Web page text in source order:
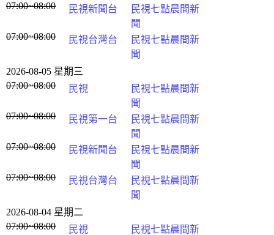
07:00~08:00
民視新聞台
民視七點晨間新
聞
07:00~08:00
民視台灣台
民視七點晨間新
聞
2026-08-05 星期三
07:00~08:00
民視
民視七點晨間新
聞
07:00~08:00
民視第一台
民視七點晨間新
聞
07:00~08:00
民視新聞台
民視七點晨間新
聞
07:00~08:00
民視台灣台
民視七點晨間新
聞
2026-08-04 星期二
07:00~08:00
民視
民視七點晨間新